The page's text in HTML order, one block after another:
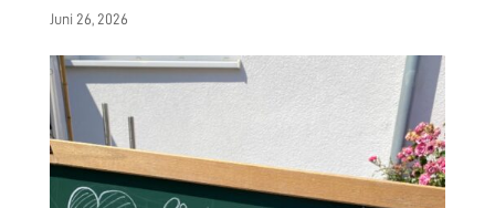
Juni 26, 2026